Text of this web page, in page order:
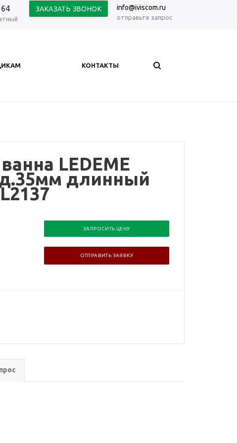
ЗАКАЗАТЬ ЗВОНОК info@iviscom.ru
отправьте запрос
КОНТАКТЫ
LEDEME
длинный
ЗАПРОСИТЬ ЦЕНУ
ОТПРАВИТЬ ЗАЯВКУ